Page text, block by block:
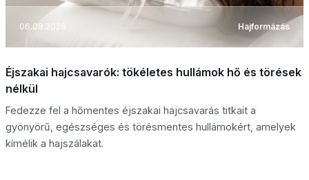
06.08.2026 Hajformázás
Éjszakai hajcsavarók: tökéletes hullámok hő és törések
nélkül
Fedezze fel a hőmentes éjszakai hajcsavarás titkait a
gyönyörű, egészséges és törésmentes hullámokért, amelyek
kímélik a hajszálakat.